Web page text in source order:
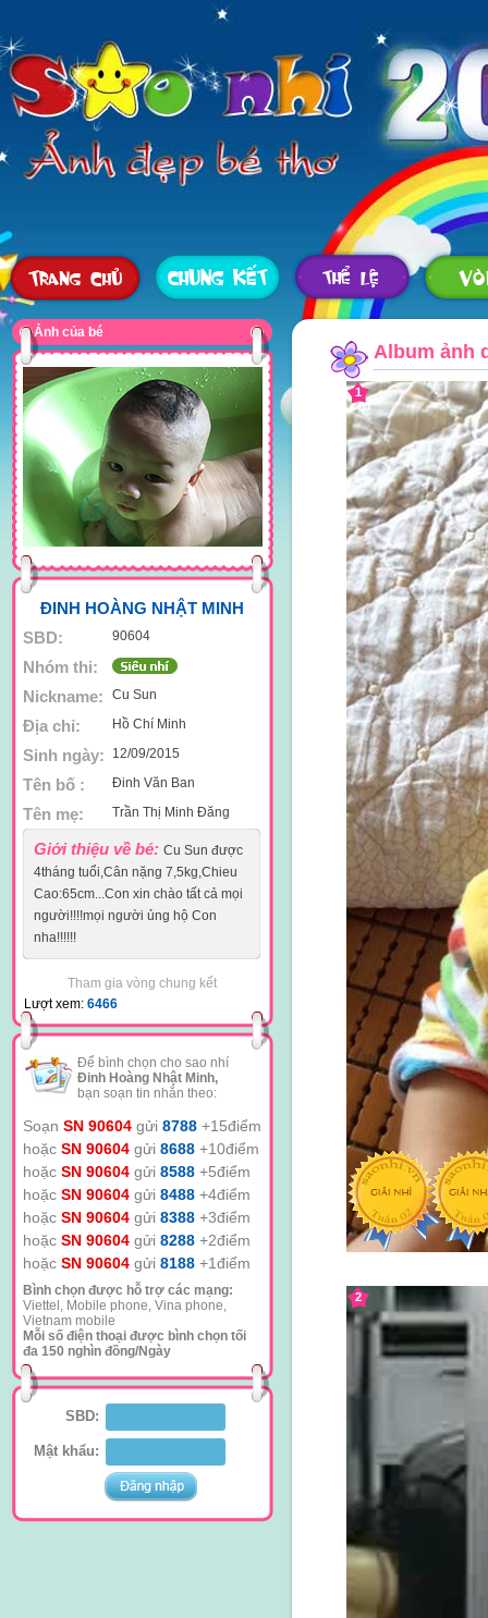
Ảnh của bé
ĐINH HOÀNG NHẬT MINH
SBD:
90604
Nhóm thi:
Nickname:
Cu Sun
Địa chỉ: Hồ Chí Minh
Sinh ngày: 12/09/2015
Tên bố : Đinh Văn Ban
Tên mẹ: Trần Thị Minh Đăng
Giới thiệu về bé: Cu Sun được
4tháng tuổi,Cân nặng 7,5kg,Chieu
Cao:65cm...Con xin chào tất cả mọi
người!!!!mọi người ủng hộ Con
nha!!!!!!
Tham gia vòng chung kết
Lượt xem: 6466
Để bình chọn cho sao nhí
Đinh Hoàng Nhật Minh,
bạn soạn tin nhắn theo:
Soạn SN 90604gửi 8788+15điểm
hoặc SN 90604gửi 8688+10điểm
hoặc SN 90604gửi 8588+5điểm
hoặc SN 90604gửi 8488+4điểm
hoặc SN 90604gửi 8388+3điểm
hoặc SN 90604gửi 8288+2điểm
hoặc SN 90604gửi 8188+1điểm
Bình chọn được hỗ trợ các mạng:
Viettel, Mobile phone, Vina phone,
Vietnam mobile
Mỗi số điện thoại được bình chọn tối
đa 150 nghìn đồng/Ngày
SBD:
Mật khẩu:
Album ảnh
1
2